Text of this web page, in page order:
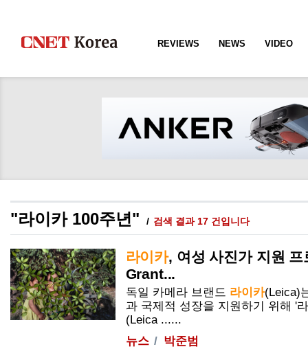
REVIEWS NEWS VIDEO
"라이카 100주년" 검색 결과 17 건입니다
라이카, 여성 사진가 지원
Grant...
독일 카메라 브랜드 라이카(Leica)
과 국제적 성장을 지원하기 위해 '
(Leica ......
뉴스
박준범